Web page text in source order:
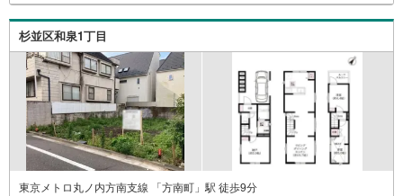
検討頂けるようご案内しておりますのでぜひ、お気軽にお
杉並区和泉1丁目
東京メトロ丸ノ内方南支線 「方南町」駅 徒歩9分